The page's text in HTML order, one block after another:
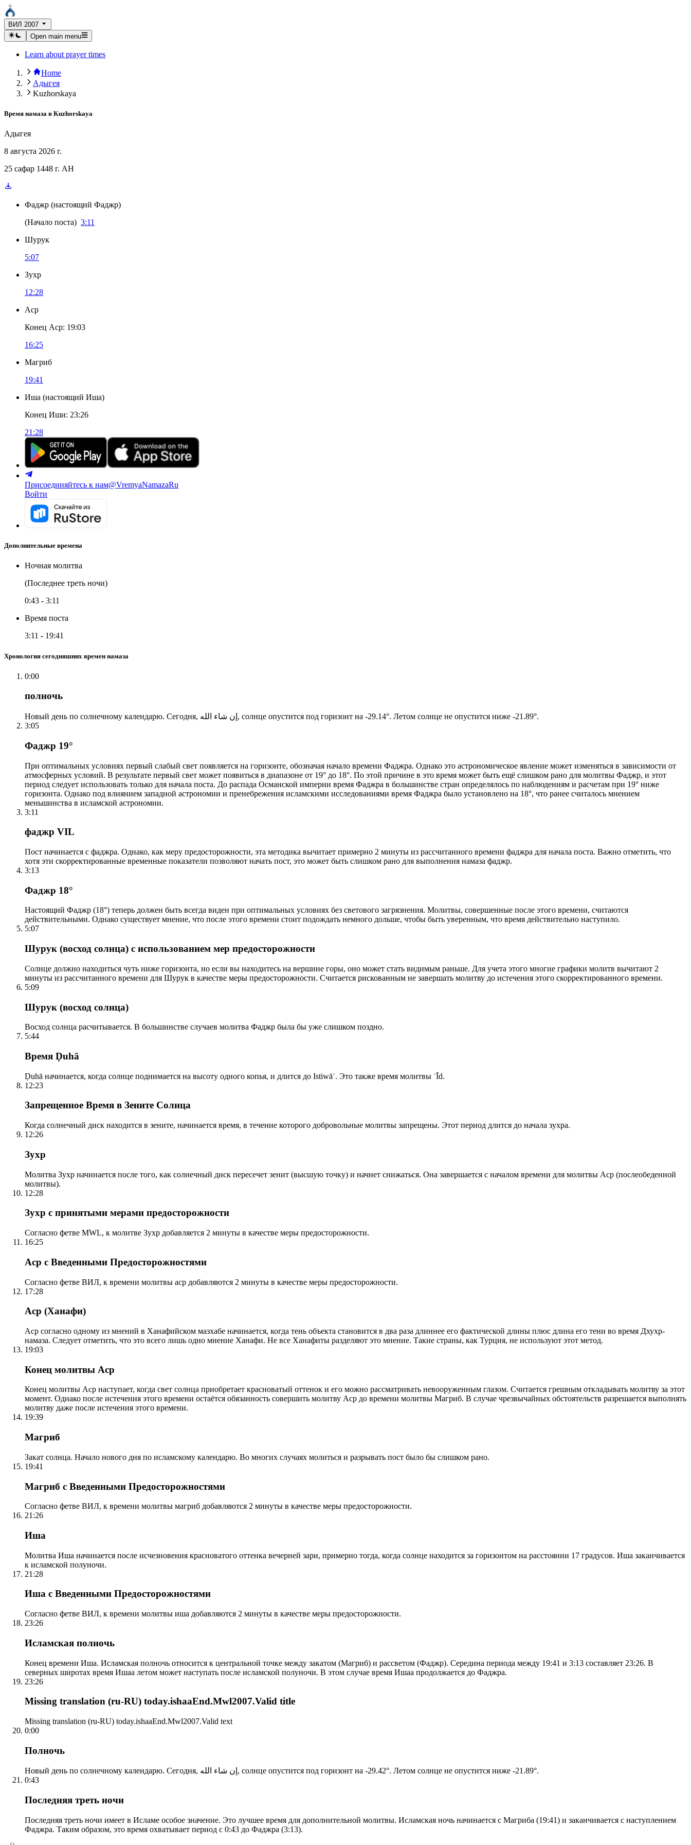
ВИЛ 2007
Open main menu
Learn about prayer times
Home
Адыгея
Kuzhorskaya
Время намаза в Kuzhorskaya
Адыгея
8 августа 2026 г.
25 сафар 1448 г. AH
Фаджр (настоящий Фаджр)
(Начало поста) 3:11
Шурук
5:07
Зухр
12:28
Аср
Конец Аср: 19:03
16:25
Магриб
19:41
Иша (настоящий Иша)
Конец Иши: 23:26
21:28
Присоединяйтесь к нам@VremyaNamazaRu
Войти
Дополнительные времена
Ночная молитва
(Последнее треть ночи)
0:43 - 3:11
Время поста
3:11 - 19:41
Хронология сегодняшних времен намаза
0:00
полночь
Новый день по солнечному календарю. Сегодня, إن شاء الله, солнце опустится под горизонт на -29.14°. Летом солнце не опустится ниже -21.89°.
3:05
Фаджр 19°
При оптимальных условиях первый слабый свет появляется на горизонте, обозначая начало времени Фаджра. Однако это астрономическое явление может изменяться в зависимости от
атмосферных условий. В результате первый свет может появиться в диапазоне от 19° до 18°. По этой причине в это время может быть ещё слишком рано для молитвы Фаджр, и этот
период следует использовать только для начала поста. До распада Османской империи время Фаджра в большинстве стран определялось по наблюдениям и расчетам при 19° ниже
горизонта. Однако под влиянием западной астрономии и пренебрежения исламскими исследованиями время Фаджра было установлено на 18°, что ранее считалось мнением
меньшинства в исламской астрономии.
3:11
фаджр VIL
Пост начинается с фаджра. Однако, как меру предосторожности, эта методика вычитает примерно 2 минуты из рассчитанного времени фаджра для начала поста. Важно отметить, что
хотя эти скорректированные временные показатели позволяют начать пост, это может быть слишком рано для выполнения намаза фаджр.
3:13
Фаджр 18°
Настоящий Фаджр (18°) теперь должен быть всегда виден при оптимальных условиях без светового загрязнения. Молитвы, совершенные после этого времени, считаются
действительными. Однако существует мнение, что после этого времени стоит подождать немного дольше, чтобы быть уверенным, что время действительно наступило.
5:07
Шурук (восход солнца) с использованием мер предосторожности
Солнце должно находиться чуть ниже горизонта, но если вы находитесь на вершине горы, оно может стать видимым раньше. Для учета этого многие графики молитв вычитают 2
минуты из рассчитанного времени для Шурук в качестве меры предосторожности. Считается рискованным не завершать молитву до истечения этого скорректированного времени.
5:09
Шурук (восход солнца)
Восход солнца расчитывается. В большинстве случаев молитва Фаджр была бы уже слишком поздно.
5:44
Время Ḍuhā
Ḍuhā начинается, когда солнце поднимается на высоту одного копья, и длится до Istiwāʾ. Это также время молитвы ʿĪd.
12:23
Запрещенное Время в Зените Солнца
Когда солнечный диск находится в зените, начинается время, в течение которого добровольные молитвы запрещены. Этот период длится до начала зухра.
12:26
Зухр
Молитва Зухр начинается после того, как солнечный диск пересечет зенит (высшую точку) и начнет снижаться. Она завершается с началом времени для молитвы Аср (послеобеденной
молитвы).
12:28
Зухр с принятыми мерами предосторожности
Согласно фетве MWL, к молитве Зухр добавляется 2 минуты в качестве меры предосторожности.
16:25
Аср с Введенными Предосторожностями
Согласно фетве ВИЛ, к времени молитвы аср добавляются 2 минуты в качестве меры предосторожности.
17:28
Аср (Ханафи)
Аср согласно одному из мнений в Ханафийском мазхабе начинается, когда тень объекта становится в два раза длиннее его фактической длины плюс длина его тени во время Дхухр-
намаза. Следует отметить, что это всего лишь одно мнение Ханафи. Не все Ханафиты разделяют это мнение. Такие страны, как Турция, не используют этот метод.
19:03
Конец молитвы Аср
Конец молитвы Аср наступает, когда свет солнца приобретает красноватый оттенок и его можно рассматривать невооруженным глазом. Считается грешным откладывать молитву за этот
момент. Однако после истечения этого времени остаётся обязанность совершить молитву Аср до времени молитвы Магриб. В случае чрезвычайных обстоятельств разрешается выполнять
молитву даже после истечения этого времени.
19:39
Магриб
Закат солнца. Начало нового дня по исламскому календарю. Во многих случаях молиться и разрывать пост было бы слишком рано.
19:41
Магриб с Введенными Предосторожностями
Согласно фетве ВИЛ, к времени молитвы магриб добавляются 2 минуты в качестве меры предосторожности.
21:26
Иша
Молитва Иша начинается после исчезновения красноватого оттенка вечерней зари, примерно тогда, когда солнце находится за горизонтом на расстоянии 17 градусов. Иша заканчивается
к исламской полуночи.
21:28
Иша с Введенными Предосторожностями
Согласно фетве ВИЛ, к времени молитвы иша добавляются 2 минуты в качестве меры предосторожности.
23:26
Исламская полночь
Конец времени Иша. Исламская полночь относится к центральной точке между закатом (Магриб) и рассветом (Фаджр). Середина периода между 19:41 и 3:13 составляет 23:26. В
северных широтах время Ишаа летом может наступать после исламской полуночи. В этом случае время Ишаа продолжается до Фаджра.
23:26
Missing translation (ru-RU) today.ishaaEnd.Mwl2007.Valid title
Missing translation (ru-RU) today.ishaaEnd.Mwl2007.Valid text
0:00
Полночь
Новый день по солнечному календарю. Сегодня, إن شاء الله, солнце опустится под горизонт на -29.42°. Летом солнце не опустится ниже -21.89°.
0:43
Последняя треть ночи
Последняя треть ночи имеет в Исламе особое значение. Это лучшее время для дополнительной молитвы. Исламская ночь начинается с Магриба (19:41) и заканчивается с наступлением
Фаджра. Таким образом, это время охватывает период с 0:43 до Фаджра (3:13).